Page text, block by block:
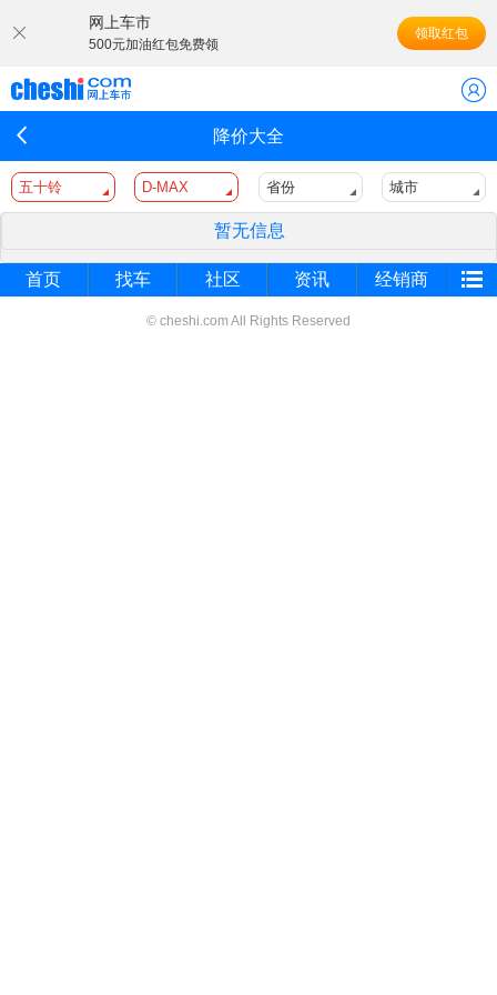
网上车市
500元加油红包免费领
领取红包
降价大全
五十铃 D-MAX 省份 城市
暂无信息
首页 找车 社区 资讯 经销商
© cheshi.com All Rights Reserved